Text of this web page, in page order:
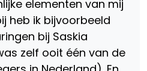
elementen van mij
heb ik bijvoorbeeld
bij Saskia
zelf ooit één van de